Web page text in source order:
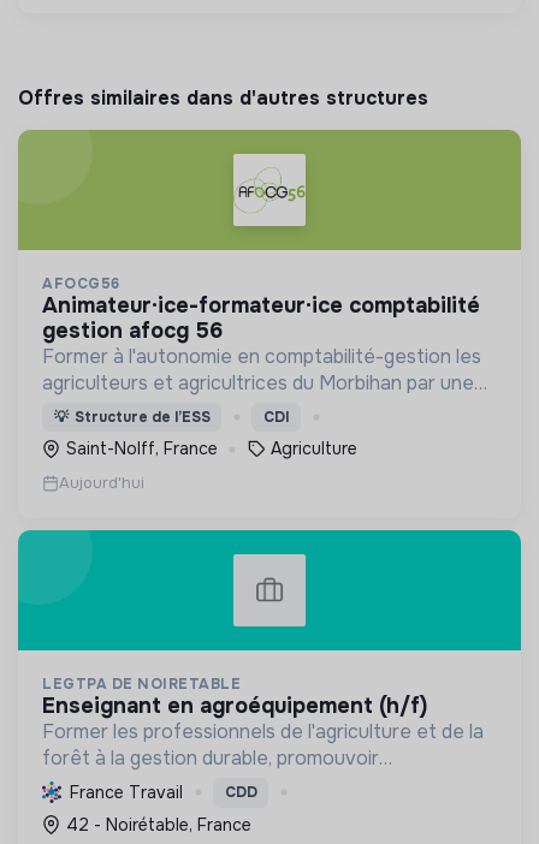
Offres similaires dans d'autres structures
AFOCG56
animateur·ice-formateur·ice comptabilité
gestion afocg 56
Former à l'autonomie en comptabilité-gestion les
agriculteurs et agricultrices du Morbihan par une
approche collective
💡 Structure de l’ESS CDI
Saint-Nolff, France Agriculture
Aujourd'hui
LEGTPA DE NOIRETABLE
enseignant en agroéquipement (h/f)
Former les professionnels de l'agriculture et de la
forêt à la gestion durable, promouvoir
l'agroécologie et l'écoresponsabilité par une
pédagogie pratique, pour des citoyens acteurs de
la transition.
France Travail CDD
42 - Noirétable, France